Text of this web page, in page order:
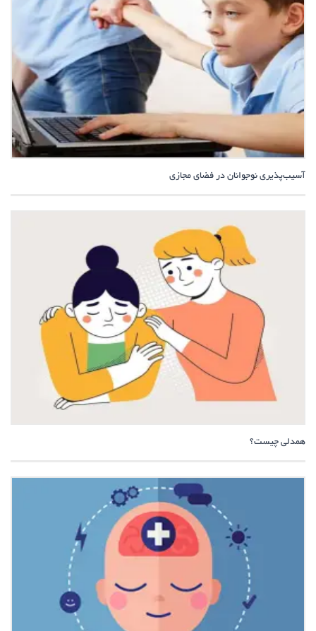
آسیب‌پذیری نوجوانان در فضای مجازی
همدلی چیست؟